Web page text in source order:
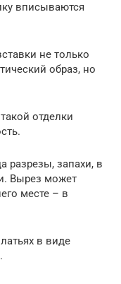
вписываются
не только
образ, но
отделки
разрезы, запахи, в
Вырез может
месте – в
в виде